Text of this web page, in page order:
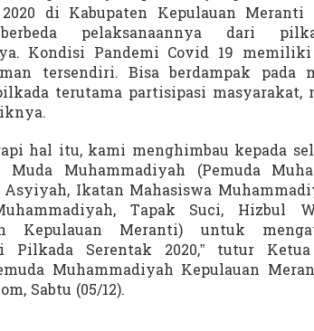
di Kabupaten Kepulauan
pelaksanaannya dari
Kondisi Pandemi Covid 19
tersendiri. Bisa berdampak pada
terutama partisipasi masyarakat,
hal itu, kami menghimbau kepada
Muda Muhammadiyah (Pemuda
Ikatan Mahasiswa
Tapak Suci, Hizbul
Kepulauan Meranti) untuk
Pilkada Serentak 2020,” tutur
Muhammadiyah Kepulauan
Sabtu (05/12).